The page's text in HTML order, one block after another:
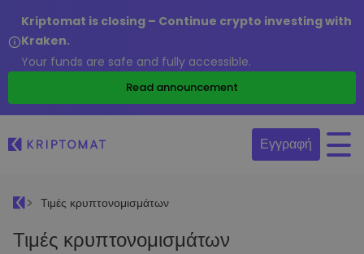
Kriptomat is closing – Continue crypto investing with
Kraken.
Your funds are safe and fully accessible.
Read announcement
Εγγραφή
Τιμές κρυπτονομισμάτων
Τιμές κρυπτονομισμάτων